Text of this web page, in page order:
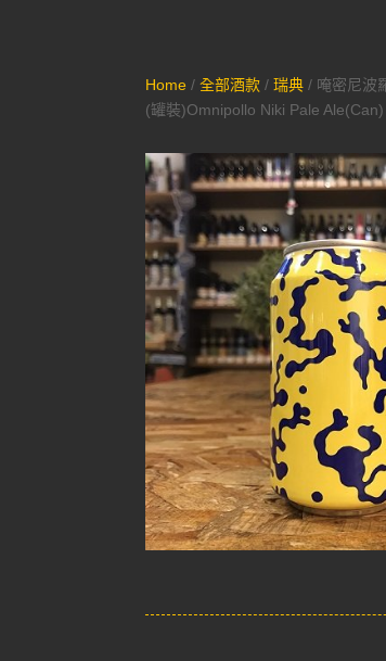
Home /全部酒款 /瑞典 / 唵密尼波
(罐裝)Omnipollo Niki Pale Ale(Can)